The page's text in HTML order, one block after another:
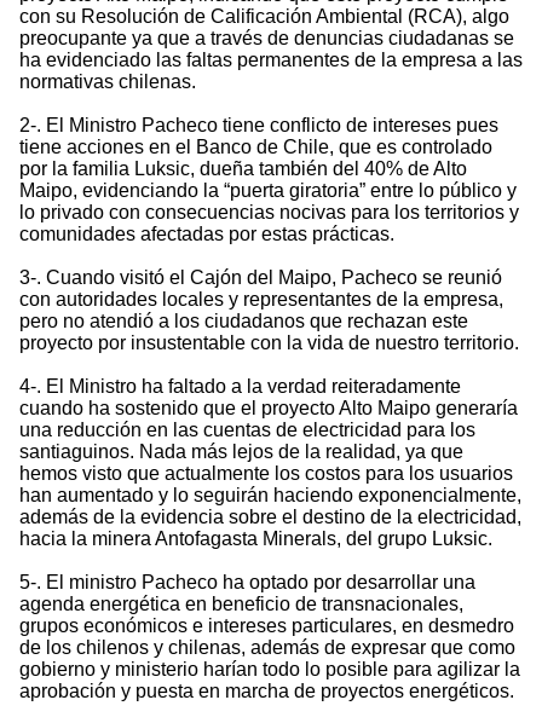
con su Resolución de Calificación Ambiental (RCA), algo
preocupante ya que a través de denuncias ciudadanas se
ha evidenciado las faltas permanentes de la empresa a las
normativas chilenas.
2-. El Ministro Pacheco tiene conflicto de intereses pues
tiene acciones en el Banco de Chile, que es controlado
por la familia Luksic, dueña también del 40% de Alto
Maipo, evidenciando la “puerta giratoria” entre lo público y
lo privado con consecuencias nocivas para los territorios y
comunidades afectadas por estas prácticas.
3-. Cuando visitó el Cajón del Maipo, Pacheco se reunió
con autoridades locales y representantes de la empresa,
pero no atendió a los ciudadanos que rechazan este
proyecto por insustentable con la vida de nuestro territorio.
4-. El Ministro ha faltado a la verdad reiteradamente
cuando ha sostenido que el proyecto Alto Maipo generaría
una reducción en las cuentas de electricidad para los
santiaguinos. Nada más lejos de la realidad, ya que
hemos visto que actualmente los costos para los usuarios
han aumentado y lo seguirán haciendo exponencialmente,
además de la evidencia sobre el destino de la electricidad,
hacia la minera Antofagasta Minerals, del grupo Luksic.
5-. El ministro Pacheco ha optado por desarrollar una
agenda energética en beneficio de transnacionales,
grupos económicos e intereses particulares, en desmedro
de los chilenos y chilenas, además de expresar que como
gobierno y ministerio harían todo lo posible para agilizar la
aprobación y puesta en marcha de proyectos energéticos.